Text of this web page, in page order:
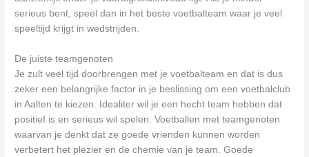
serieus bent, speel dan in het beste voetbalteam waar je veel
speeltijd krijgt in wedstrijden.
De juiste teamgenoten
Je zult veel tijd doorbrengen met je voetbalteam en dat is dus
zeker een belangrijke factor in je beslissing om een voetbalclub
in Aalten te kiezen. Idealiter wil je een hecht team hebben dat
positief is en serieus wil spelen. Voetballen met teamgenoten
waarvan je denkt dat ze goede vrienden kunnen worden
verbetert het plezier en de chemie van je team. Goede